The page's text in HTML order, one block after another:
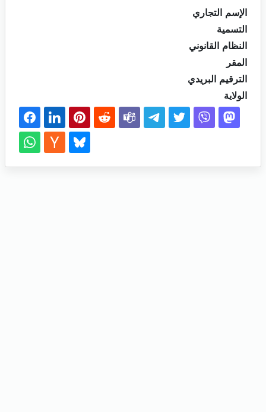
الإسم التجاري
التسمية
النظام القانوني
المقر
الترقيم البريدي
الولاية